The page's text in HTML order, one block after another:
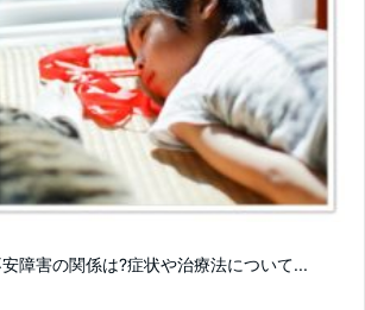
障害の関係は?症状や治療法について...